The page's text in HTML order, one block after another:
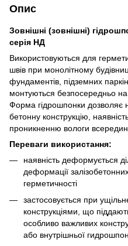
Опис
Зовнішні (зовнішні)
серія НД
Використовуються для
швів при монолітному
фундаментів, підземних
монтуються безпосередньо на
Форма гідрошпонки дозволяє
бетонну конструкцію,
проникненню вологи всередину
Переваги використання:
наявність деформується
деформації
герметичності
застосовується при
конструкціями, що
особливо важливих
або внутрішньої